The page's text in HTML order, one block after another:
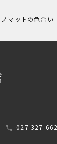
ノマットの色合い
027-327-